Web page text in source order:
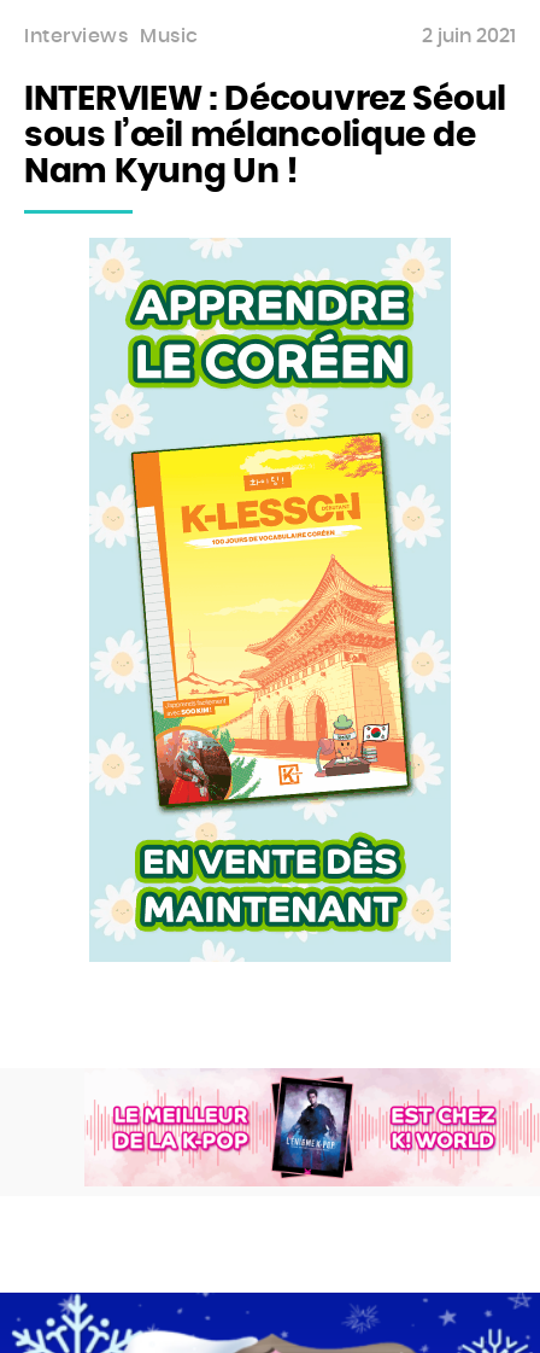
Interviews Music
INTERVIEW : Découvrez Séoul
sous l’œil mélancolique de
Nam Kyung Un !
2 juin 2021